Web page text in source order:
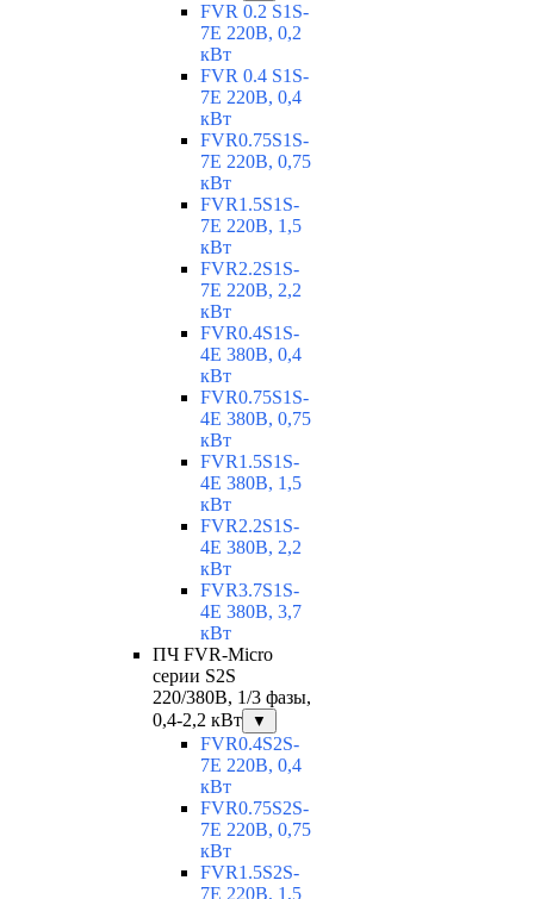
FVR 0.2 S1S-
7E 220В, 0,2
кВт
FVR 0.4 S1S-
7E 220В, 0,4
кВт
FVR0.75S1S-
7E 220В, 0,75
кВт
FVR1.5S1S-
7E 220В, 1,5
кВт
FVR2.2S1S-
7E 220В, 2,2
кВт
FVR0.4S1S-
4E 380В, 0,4
кВт
FVR0.75S1S-
4E 380В, 0,75
кВт
FVR1.5S1S-
4E 380В, 1,5
кВт
FVR2.2S1S-
4E 380В, 2,2
кВт
FVR3.7S1S-
4E 380В, 3,7
кВт
ПЧ FVR-Micro
серии S2S
220/380В, 1/3 фазы,
0,4-2,2 кВт
▼
FVR0.4S2S-
7E 220В, 0,4
кВт
FVR0.75S2S-
7E 220В, 0,75
кВт
FVR1.5S2S-
7E 220В, 1,5